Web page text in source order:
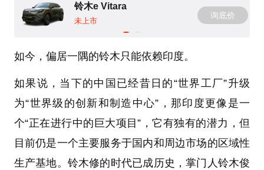
铃木e Vitara
未上市
询底价
如今，偏居一隅的铃木只能依赖印度。
如果说，当下的中国已经昔日的“世界工厂”升级
为“世界级的创新和制造中心”，那印度更像是一
个“正在进行中的巨大项目”，它有独有的潜力，但
目前仍是一个主要服务于国内和周边市场的区域性
生产基地。铃木修的时代已成历史，掌门人铃木俊